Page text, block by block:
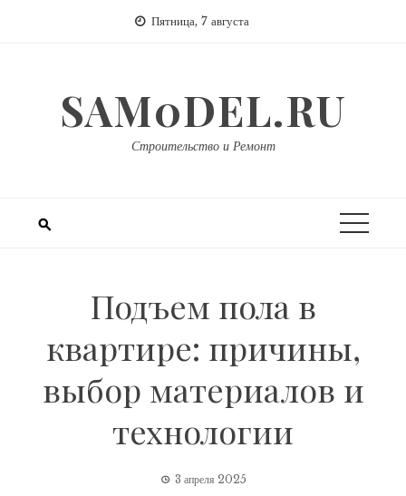
Пятница, 7 августа
SAM0DEL.RU
Строительство и Ремонт
Подъем пола в
квартире: причины,
выбор материалов и
технологии
3 апреля 2025